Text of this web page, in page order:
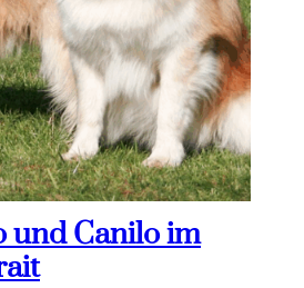
und Canilo im